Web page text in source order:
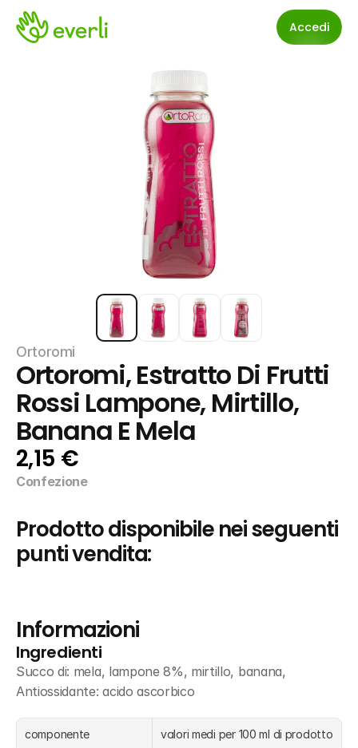
Accedi
Ortoromi
Ortoromi, Estratto Di Frutti
Rossi Lampone, Mirtillo,
Banana E Mela
2,15 €
Confezione
Prodotto disponibile nei seguenti
punti vendita:
Informazioni
Ingredienti
Succo di: mela, lampone 8%, mirtillo, banana,
Antiossidante: acido ascorbico
componente valori medi per 100 ml di prodotto